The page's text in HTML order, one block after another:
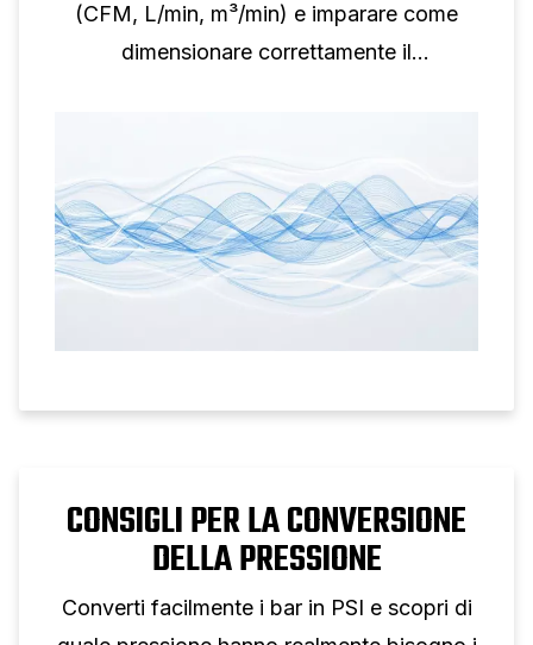
(CFM, L/min, m³/min) e imparare come
dimensionare correttamente il
CONSIGLI PER LA CONVERSIONE
DELLA PRESSIONE
Converti facilmente i bar in PSI e scopri di